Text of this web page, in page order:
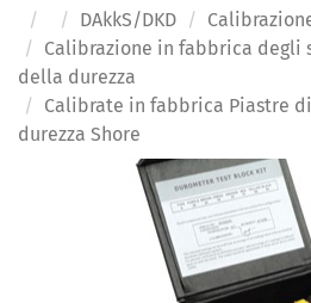
DAkkS/DKD
Calibrazione in fabbrica degli
della durezza
Calibrate in fabbrica Piastre
durezza Shore